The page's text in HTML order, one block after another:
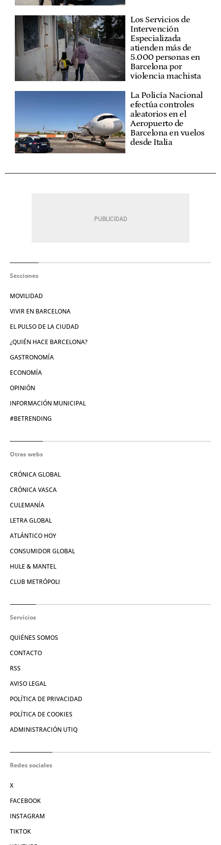
Los Servicios de
Intervención
Especializada
atienden más de
5.000 personas en
Barcelona por
violencia machista
La Policía Nacional
efectúa controles
aleatorios en el
Aeropuerto de
Barcelona en vuelos
desde Italia
Secciones
MOVILIDAD
VIVIR EN BARCELONA
EL PULSO DE LA CIUDAD
¿QUIÉN HACE BARCELONA?
GASTRONOMÍA
ECONOMÍA
OPINIÓN
INFORMACIÓN MUNICIPAL
#BETRENDING
Otras webs
CRÓNICA GLOBAL
CRÓNICA VASCA
CULEMANÍA
LETRA GLOBAL
ATLÁNTICO HOY
CONSUMIDOR GLOBAL
HULE & MANTEL
CLUB METRÓPOLI
Servicios
QUIÉNES SOMOS
CONTACTO
RSS
AVISO LEGAL
POLÍTICA DE PRIVACIDAD
POLÍTICA DE COOKIES
ADMINISTRACIÓN UTIQ
Redes sociales
X
FACEBOOK
INSTAGRAM
TIKTOK